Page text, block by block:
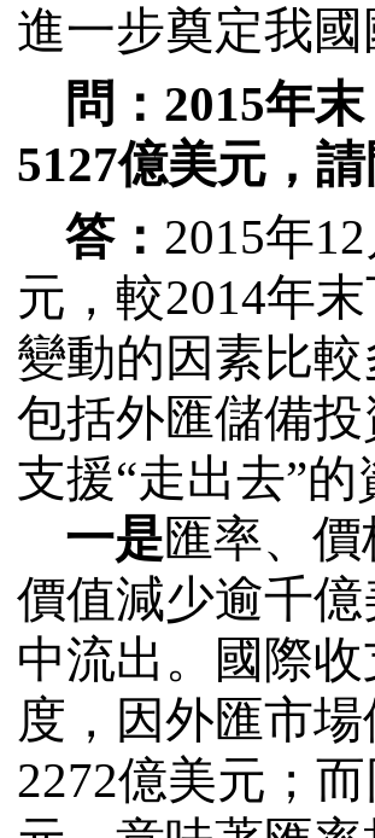
進一步奠定我
問： 2015年
5127億美元，
答： 2015年12
元，較2014年
變動的因素比
包括外匯儲備
支援“走出去”
一是匯率、
價值減少逾千
中流出。國際
度，因外匯市
2272億美元；